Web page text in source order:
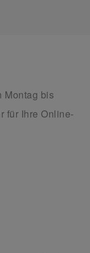
Montag bis
für Ihre Online-